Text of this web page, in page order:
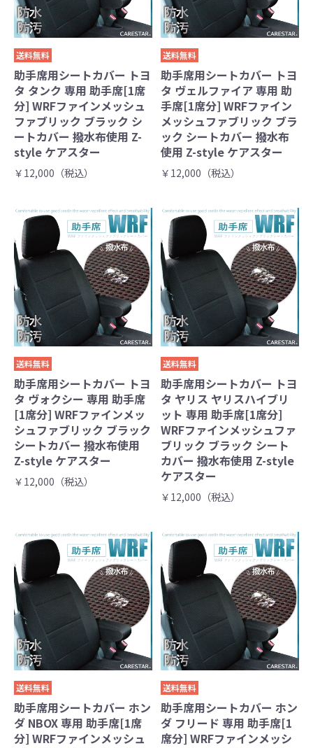
送料無料
助手席用シートカバー トヨ
タ タンク 専用 助手席[1席
分] WRFファインメッシュ
ファブリック ブラック シ
ートカバー 撥水布使用 Z-
style ケアスター
￥12,000（税込）
送料無料
助手席用シートカバー トヨ
タ ヴェルファイア 専用 助
手席[1席分] WRFファイン
メッシュファブリック ブラ
ック シートカバー 撥水布
使用 Z-style ケアスター
￥12,000（税込）
送料無料
助手席用シートカバー トヨ
タ ヴォクシー 専用 助手席
[1席分] WRFファインメッ
シュファブリック ブラック
シートカバー 撥水布使用
Z-style ケアスター
￥12,000（税込）
送料無料
助手席用シートカバー トヨ
タ ヤリス ヤリスハイブリ
ット 専用 助手席[1席分]
WRFファインメッシュファ
ブリック ブラック シート
カバー 撥水布使用 Z-style
ケアスター
￥12,000（税込）
送料無料
助手席用シートカバー ホン
ダ NBOX 専用 助手席[1席
分] WRFファインメッシュ
送料無料
助手席用シートカバー ホン
ダ フリード 専用 助手席[1
席分] WRFファインメッシ